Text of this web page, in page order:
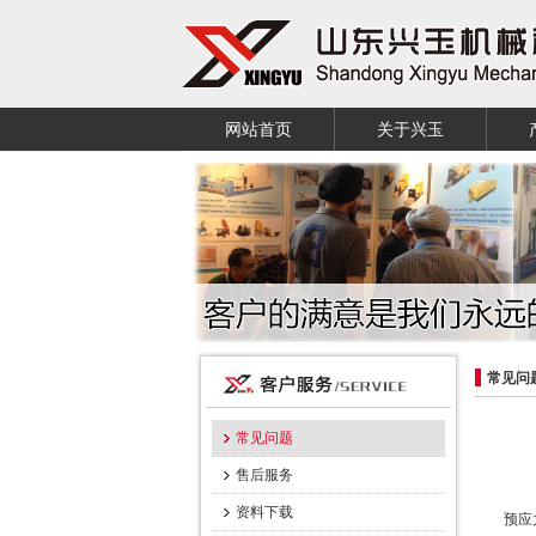
网站首页 关于兴玉
常见问题
售后服务
资料下载
常见问
预应